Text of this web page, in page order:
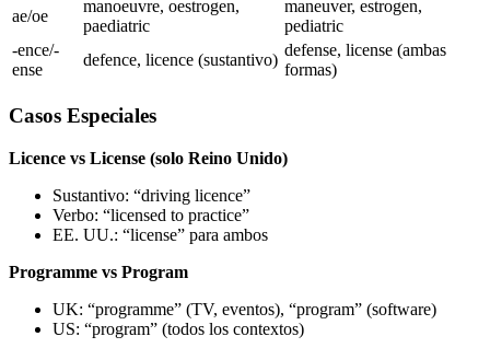
ae/oe
manoeuvre, oestrogen,
paediatric
maneuver, estrogen,
pediatric
-ence/-
ense
defence, licence (sustantivo)
defense, license (ambas
formas)
Casos Especiales
Licence vs License (solo Reino Unido)
Sustantivo: “driving licence”
Verbo: “licensed to practice”
EE. UU.: “license” para ambos
Programme vs Program
UK: “programme” (TV, eventos), “program” (software)
US: “program” (todos los contextos)